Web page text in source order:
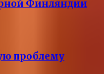
Финляндии
проблему